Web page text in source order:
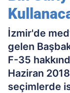
İzmir'de
gelen
F-35
Haziran
seçimlerde